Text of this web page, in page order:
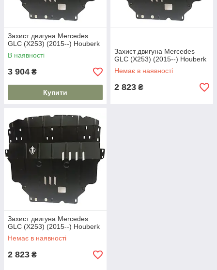
Захист двигуна Mercedes
GLC (X253) (2015--) Houberk
В наявності
3 904 ₴
Купити
Захист двигуна Mercedes
GLC (X253) (2015--) Houberk
Немає в наявності
2 823 ₴
Захист двигуна Mercedes
GLC (X253) (2015--) Houberk
Немає в наявності
2 823 ₴